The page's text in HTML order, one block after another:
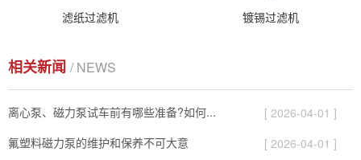
滤纸过滤机 镀锡过滤机
相关新闻 / NEWS
离心泵、磁力泵试车前有哪些准备?如何...
[ 2026-04-01 ]
氟塑料磁力泵的维护和保养不可大意
[ 2026-04-01 ]